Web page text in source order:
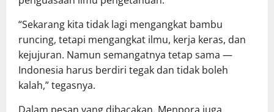
“Sekarang kita tidak lagi mengangkat bambu
runcing, tetapi mengangkat ilmu, kerja keras, dan
kejujuran. Namun semangatnya tetap sama —
Indonesia harus berdiri tegak dan tidak boleh
kalah,” tegasnya.